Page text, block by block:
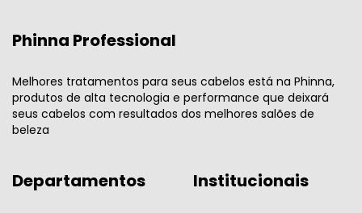
Phinna Professional
Melhores tratamentos para seus cabelos está na Phinna,
produtos de alta tecnologia e performance que deixará
seus cabelos com resultados dos melhores salões de
beleza
Departamentos Institucionais